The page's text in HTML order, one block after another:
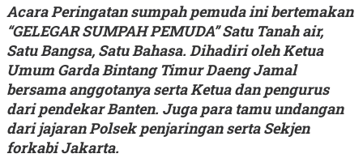
Acara Peringatan sumpah pemuda ini bertemakan
“GELEGAR SUMPAH PEMUDA” Satu Tanah air,
Satu Bangsa, Satu Bahasa. Dihadiri oleh Ketua
Umum Garda Bintang Timur Daeng Jamal
bersama anggotanya serta Ketua dan pengurus
dari pendekar Banten. Juga para tamu undangan
dari jajaran Polsek penjaringan serta Sekjen
forkabi Jakarta.